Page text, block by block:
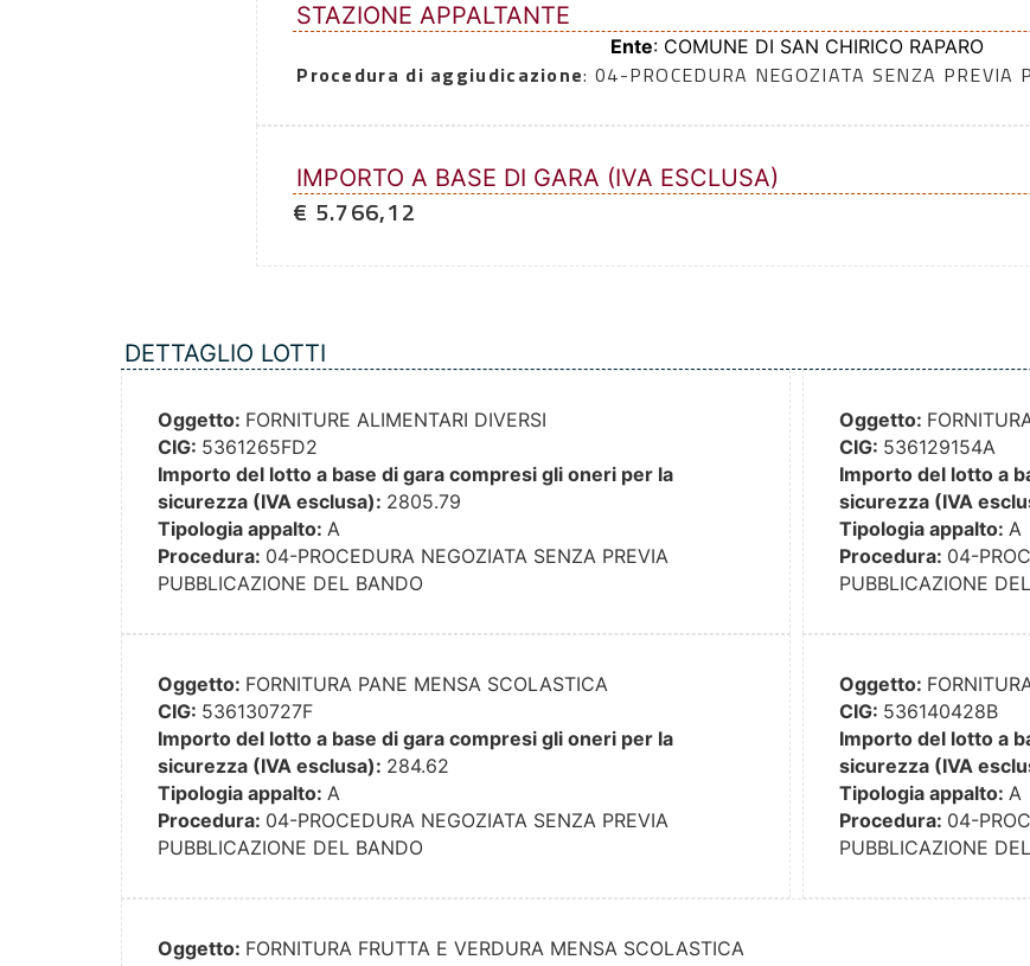
STAZIONE APPALTANTE
Ente: COMUNE DI SAN CHIRICO RAPARO
Procedura di aggiudicazione: 04-PROCEDURA NEGOZIATA SENZA PREVIA
IMPORTO A BASE DI GARA (IVA ESCLUSA)
€ 5.766,12
DETTAGLIO LOTTI
Oggetto: FORNITURE ALIMENTARI DIVERSI
CIG: 5361265FD2
Importo del lotto a base di gara compresi gli oneri per la
sicurezza (IVA esclusa): 2805.79
Tipologia appalto: A
Procedura: 04-PROCEDURA NEGOZIATA SENZA PREVIA
PUBBLICAZIONE DEL BANDO
Oggetto:
CIG: 536129154A
Importo del lotto a
sicurezza (IVA
Tipologia appalto: A
Procedura: 04-
PUBBLICAZIONE
Oggetto: FORNITURA PANE MENSA SCOLASTICA
CIG: 536130727F
Importo del lotto a base di gara compresi gli oneri per la
sicurezza (IVA esclusa): 284.62
Tipologia appalto: A
Procedura: 04-PROCEDURA NEGOZIATA SENZA PREVIA
PUBBLICAZIONE DEL BANDO
Oggetto:
CIG: 536140428B
Importo del lotto a
sicurezza (IVA
Tipologia appalto: A
Procedura: 04-
PUBBLICAZIONE
Oggetto: FORNITURA FRUTTA E VERDURA MENSA SCOLASTICA